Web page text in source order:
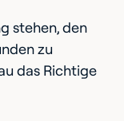
stehen, den
zu
das Richtige